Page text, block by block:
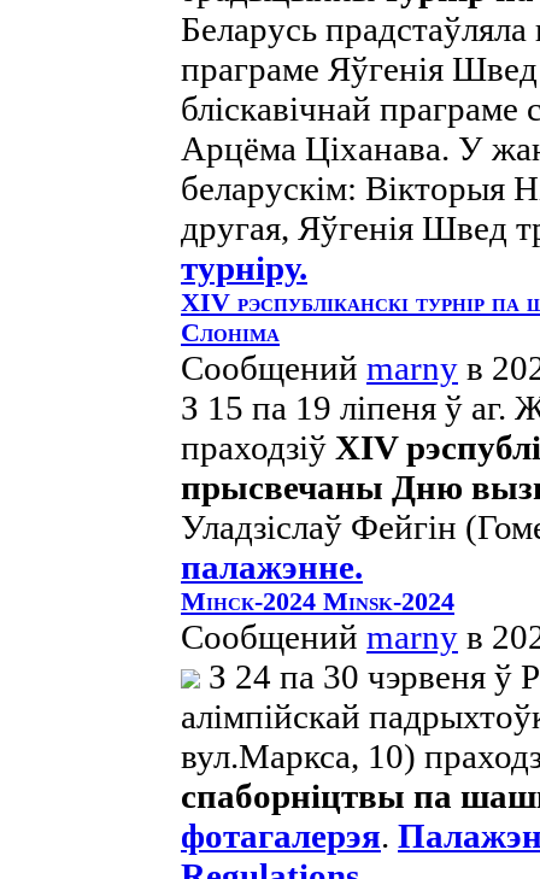
Беларусь
праграме Яўгенія
бліскавічнай
Арцёма Ціханава. У
беларускім: Вікторыя
другая, Яўгенія Швед
турніру.
ХІV рэспубліканскі турнір
Слоніма
Сообщений marny в
З 15 па 19 ліпеня ў аг.
праходзіў ХІV
прысвечаны Дню
Уладзіслаў Фейгін
палажэнне.
Мінск-2024 Minsk-2024
Сообщений marny в
З 24 па 30 чэрвеня ў
алімпійскай
вул.Маркса, 10)
спаборніцтвы па
фотагалерэя.